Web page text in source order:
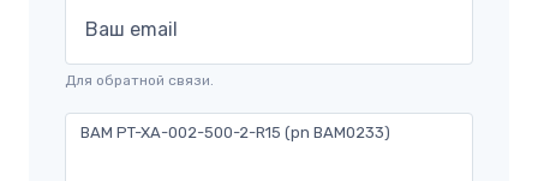
Ваш email
Для обратной связи.